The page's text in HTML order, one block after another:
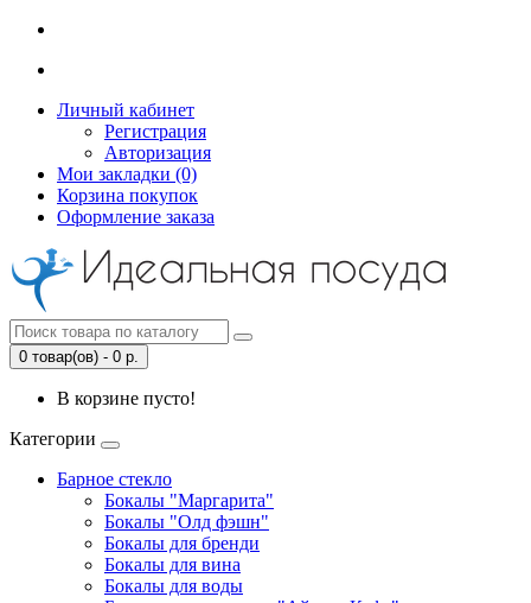
Личный кабинет
Регистрация
Авторизация
Мои закладки (0)
Корзина покупок
Оформление заказа
0 товар(ов) - 0 р.
В корзине пусто!
Категории
Барное стекло
Бокалы "Маргарита"
Бокалы "Олд фэшн"
Бокалы для бренди
Бокалы для вина
Бокалы для воды